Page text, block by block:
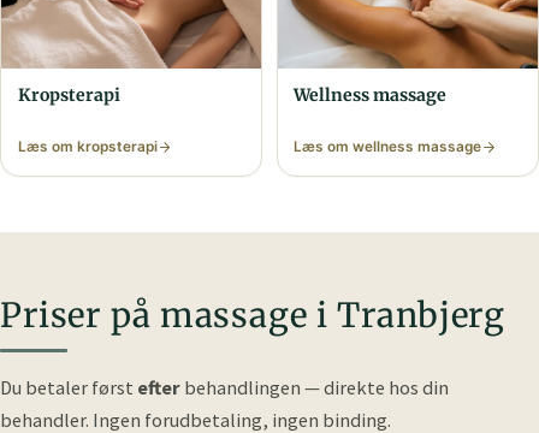
Krops­terapi
Læs om krops­terapi
Wellness massage
Læs om wellness massage
Priser på massage i Tranbjerg
Du betaler først efter behandlingen — direkte hos din
behandler. Ingen forudbetaling, ingen binding.